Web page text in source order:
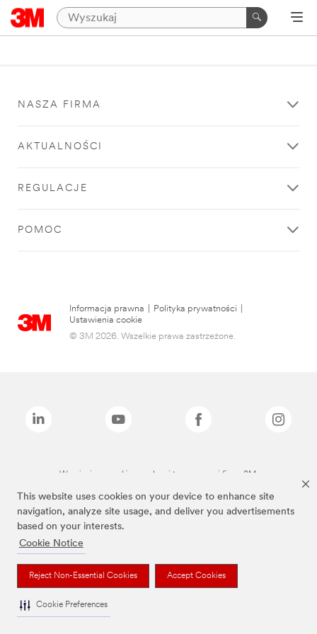
This website uses cookies on your device to enhance site
navigation, analyze site usage, and deliver you advertisements
based on your interests.
Cookie Notice
Reject Non-Essential Cookies Accept Cookies
Cookie Preferences
NASZA FIRMA
AKTUALNOŚCI
REGULACJE
POMOC
Informacja prawna Polityka prywatności
Ustawienia cookie
© 3M 2026. Wszelkie prawa zastrzeżone.
Wymienione marki są znakami towarowymi firmy 3M.